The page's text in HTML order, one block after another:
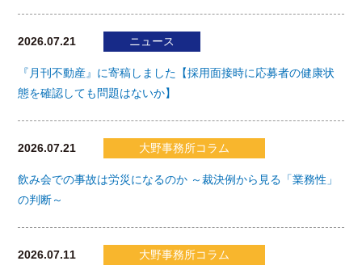
2026.07.21 ニュース
『月刊不動産』に寄稿しました【採用面接時に応募者の健康状
態を確認しても問題はないか】
2026.07.21 大野事務所コラム
飲み会での事故は労災になるのか ～裁決例から見る「業務性」
の判断～
2026.07.11 大野事務所コラム